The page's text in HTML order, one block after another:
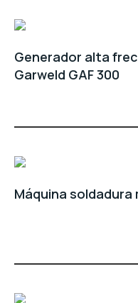
Generador alta
Garweld GAF 300
Máquina soldadura